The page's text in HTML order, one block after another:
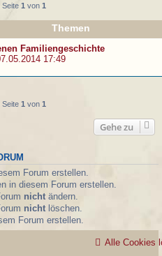
Seite 1 von 1
Themen
Familiengeschichte
17:49
Seite 1 von 1
Gehe zu
Forum erstellen.
in diesem Forum erstellen.
nicht ändern.
nicht löschen.
Forum erstellen.
Alle Cookies